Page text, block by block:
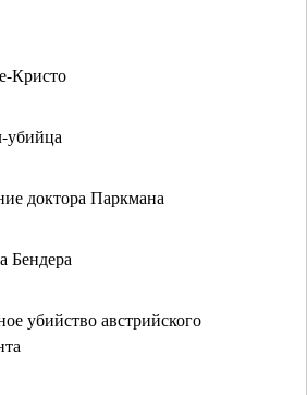
Кристо
убийца
доктора Паркмана
Бендера
убийство австрийского